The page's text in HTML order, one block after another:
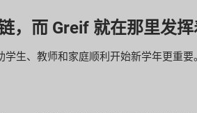
而 Greif 就在那里发挥
学生、教师和家庭顺利开始新学年更重要。